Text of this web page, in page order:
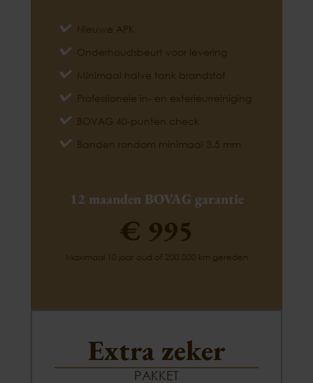
Nieuwe APK
Onderhoudsbeurt voor levering
Minimaal halve tank brandstof
Professionele in- en exterieurreiniging
BOVAG 40-punten check
Banden rondom minimaal 3,5 mm
12 maanden BOVAG garantie
€ 995
Maximaal 10 jaar oud of 200.000 km gereden
Extra zeker
PAKKET